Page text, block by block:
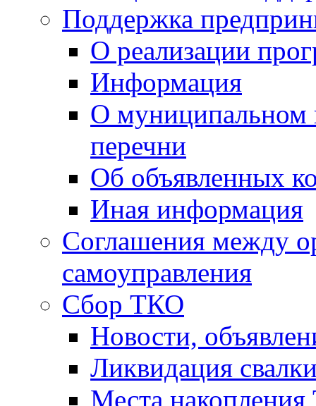
Поддержка
О реализации
Информация
О муниципальном
перечни
Об объявленных
Иная информация
Соглашения между
самоуправления
Сбор ТКО
Новости,
Ликвидация
Места